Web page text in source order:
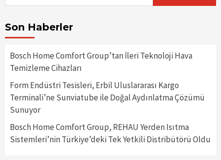
Son Haberler
Bosch Home Comfort Group’tan İleri Teknoloji Hava
Temizleme Cihazları
Form Endüstri Tesisleri, Erbil Uluslararası Kargo
Terminali’ne Sunviatube ile Doğal Aydınlatma Çözümü
Sunuyor
Bosch Home Comfort Group, REHAU Yerden Isıtma
Sistemleri’nin Türkiye’deki Tek Yetkili Distribütörü Oldu